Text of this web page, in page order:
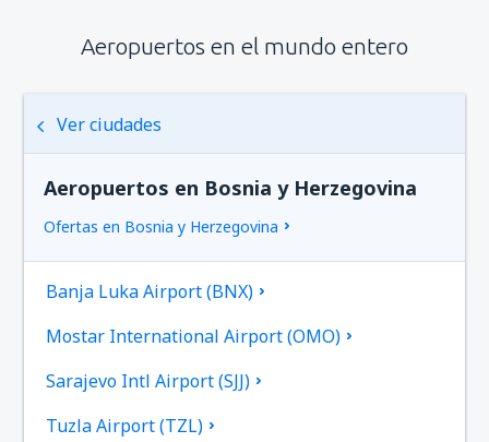
Aeropuertos en el mundo entero
Ver ciudades
Aeropuertos en Bosnia y Herzegovina
Ofertas en Bosnia y Herzegovina
Banja Luka Airport (BNX)
Mostar International Airport (OMO)
Sarajevo Intl Airport (SJJ)
Tuzla Airport (TZL)